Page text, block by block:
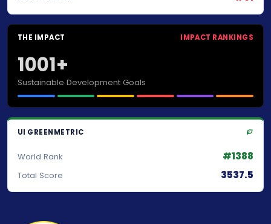
THE IMPACT IMPACT RANKINGS
1001+
Sustainable Development Goals
UI GREENMETRIC
World Rank #1388
Total Score 3537.5